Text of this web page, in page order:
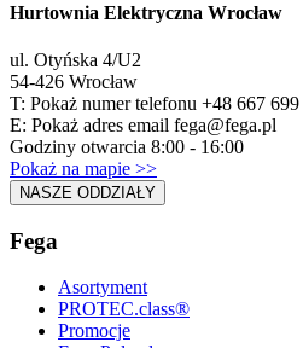
Hurtownia Elektryczna Wrocław
ul. Otyńska 4/U2
54-426 Wrocław
T: Pokaż numer telefonu +48 667 699
E: Pokaż adres email fega@fega.pl
Godziny otwarcia 8:00 - 16:00
Pokaż na mapie >>
NASZE ODDZIAŁY
Fega
Asortyment
PROTEC.class®
Promocje